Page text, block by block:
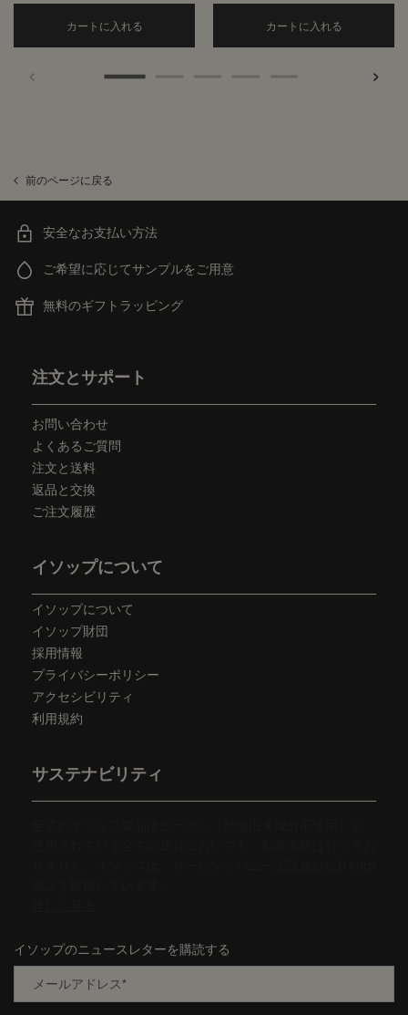
カートに入れる Add the オラノン オードパルファム to cart
カートに入れる
前のページに戻る
安全なお支払い方法
ご希望に応じてサンプルをご用意
無料のギフトラッピング
注文とサポート
お問い合わせ
よくあるご質問
注文と送料
返品と交換
ご注文履歴
イソップについて
イソップについて
イソップ財団
採用情報
プライバシーポリシー
アクセシビリティ
利用規約
サステナビリティ
イソップのニュースレターを購読する
メールアドレス*